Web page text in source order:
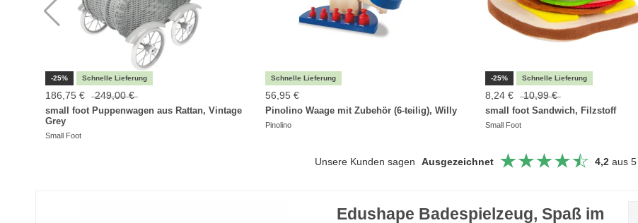
-25%
186,75 € 249,00 €
small foot Puppenwagen aus Rattan, Vintage
Grey
Small Foot
56,95 €
Pinolino Waage mit Zubehör (6-teilig), Willy
Pinolino
-25%
8,24 € 10,99 €
small foot Sandwich, Filzstoff
Small Foot
Unsere Kunden sagen Ausgezeichnet 4,2aus 5
Edushape Badespielzeug, Spaß im